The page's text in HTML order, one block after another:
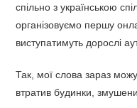
спільно з українською
організовуємо першу
виступатимуть дорослі
Так, мої слова зараз
втратив будинки,